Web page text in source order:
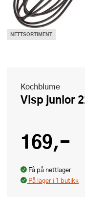
NETTSORTIMENT
Kochblume
Visp junior
169,-
Få på nettlager
På lager i 1 butikk